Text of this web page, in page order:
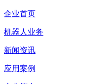
企业首页
机器人业务
新闻资讯
应用案例